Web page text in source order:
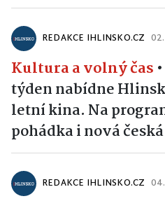
REDAKCE IHLINSKO.CZ
Kultura a volný čas •
týden nabídne
letní kina. Na
pohádka i nová
REDAKCE IHLINSKO.CZ